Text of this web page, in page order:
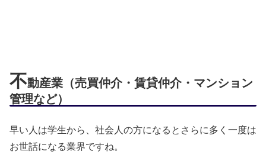
不動産業（売買仲介・賃貸仲介・マンション
管理など）
早い人は学生から、社会人の方になるとさらに多く一度は
お世話になる業界ですね。